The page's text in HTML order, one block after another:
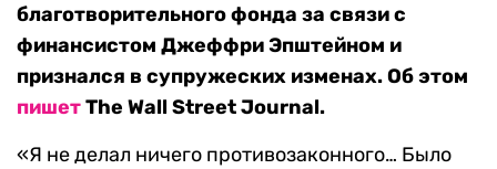
благотворительного фонда за связи с
финансистом Джеффри Эпштейном и
признался в супружеских изменах. Об этом
пишетThe Wall Street Journal.
«Я не делал ничего противозаконного… Было